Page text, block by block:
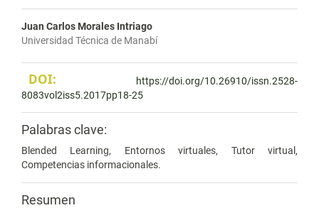
Juan Carlos Morales Intriago
Universidad Técnica de Manabí
DOI:
https://doi.org/10.26910/issn.2528-
8083vol2iss5.2017pp18-25
Palabras clave:
Blended Learning, Entornos virtuales, Tutor virtual,
Competencias informacionales.
Resumen